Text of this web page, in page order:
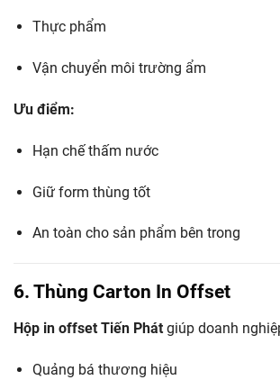
Thực phẩm
Vận chuyển môi trường ẩm
Ưu điểm:
Hạn chế thấm nước
Giữ form thùng tốt
An toàn cho sản phẩm bên trong
6. Thùng Carton In Offset
Hộp in offset Tiến Phát giúp doanh
Quảng bá thương hiệu